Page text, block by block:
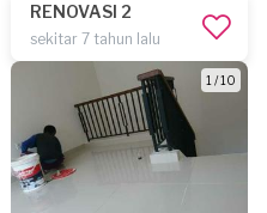
RENOVASI 2
sekitar 7 tahun lalu
1 / 10